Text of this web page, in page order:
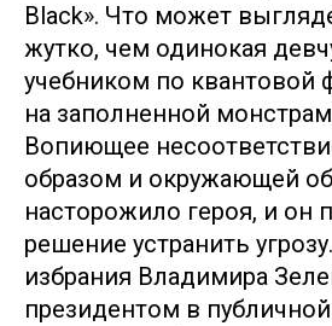
Black». Что может
жутко, чем одинокая
учебником по квантовой
на заполненной
Вопиющее
образом и окружающей
насторожило героя, и он
решение устранить
избрания Владимира
президентом в